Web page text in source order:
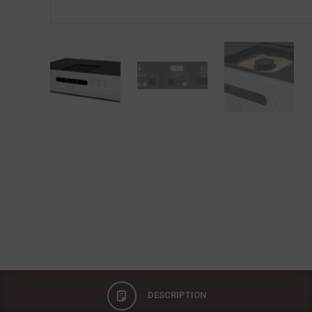
DESCRIPTION